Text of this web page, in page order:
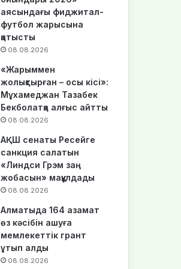
аясындағы фиджитал-
футбол жарысына
қатысты
08.08.2026
«Жарыммен
жолықтырған – осы кісі»:
Мұхамеджан Тазабек
Бекболатқа алғыс айтты
08.08.2026
АҚШ сенаты Ресейге
санкция салатын
«Линдси Грэм заң
жобасын» мақұлдады
08.08.2026
Алматыда 164 азамат
өз кәсібін ашуға
мемлекеттік грант
ұтып алды
08.08.2026